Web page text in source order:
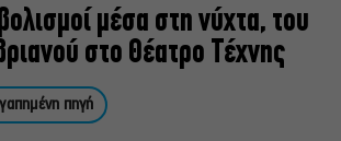
μέσα στη νύχτα, του
στο Θέατρο Τέχνης
πηγή